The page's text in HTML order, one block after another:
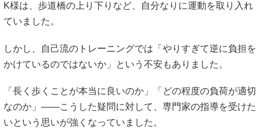
K様は、歩道橋の上り下りなど、自分なりに運動を取り入れ
ていました。
しかし、自己流のトレーニングでは「やりすぎて逆に負担を
かけているのではないか」という不安もありました。
「長く歩くことが本当に良いのか」「どの程度の負荷が適切
なのか」――こうした疑問に対して、専門家の指導を受けた
いという思いが強くなっていました。